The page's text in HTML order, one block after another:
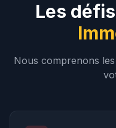
Les
Nous comprenons